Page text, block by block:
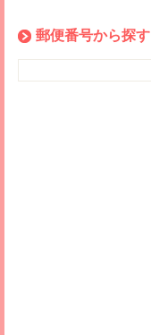
郵便番号から探す